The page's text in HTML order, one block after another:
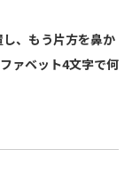
、もう片方を鼻か
ァベット4文字で何